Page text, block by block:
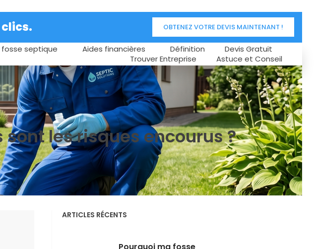
OBTENEZ VOTRE DEVIS MAINTENANT !
septique Aides financières Définition
Devis Gratuit
Trouver Entreprise
Astuce et Conseil
les risques encourus ?
ARTICLES RÉCENTS
Pourquoi ma fosse